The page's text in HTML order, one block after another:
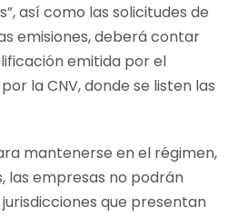
, así como las solicitudes de
emisiones, deberá contar
emitida por el
la CNV, donde se listen las
mantenerse en el régimen,
las empresas no podrán
que presentan